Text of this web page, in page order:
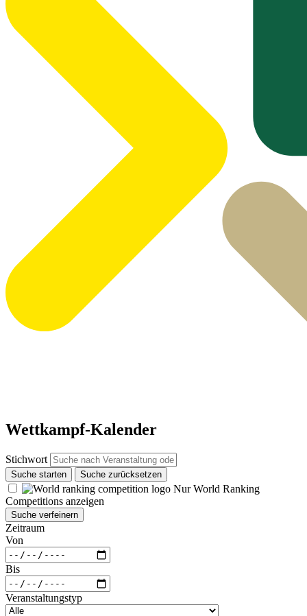
Wettkampf-Kalender
Stichwort
Suche starten Suche zurücksetzen
Nur World Ranking
Competitions anzeigen
Suche verfeinern
Zeitraum
Von
Bis
Veranstaltungstyp